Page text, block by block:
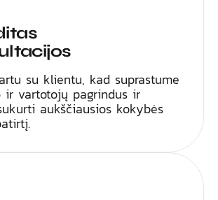
su klientu, kad suprastume
ir vartotojų pagrindus ir
aukščiausios kokybės